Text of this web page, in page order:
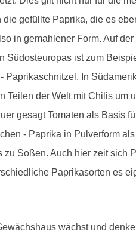
gefüllte Paprika, die es
in gemahlener Form. Auf
ist zum
In
der Welt mit Chilis um
gesagt Tomaten als Basis
- Paprika in Pulverform
Soßen. Auch hier zeit sich
Paprikasorten es
wächst und